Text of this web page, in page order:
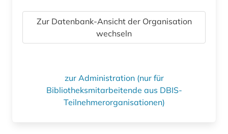
Zur Datenbank-Ansicht der Organisation
wechseln
zur Administration (nur für
Bibliotheksmitarbeitende aus DBIS-
Teilnehmerorganisationen)